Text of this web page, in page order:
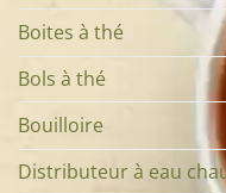
Boites à thé
Bols à thé
Bouilloire
Distributeur à eau